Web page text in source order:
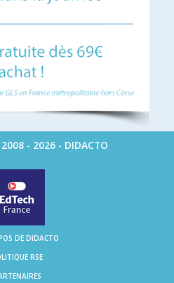
- 2026 - DIDACTO
DE DIDACTO
RSE